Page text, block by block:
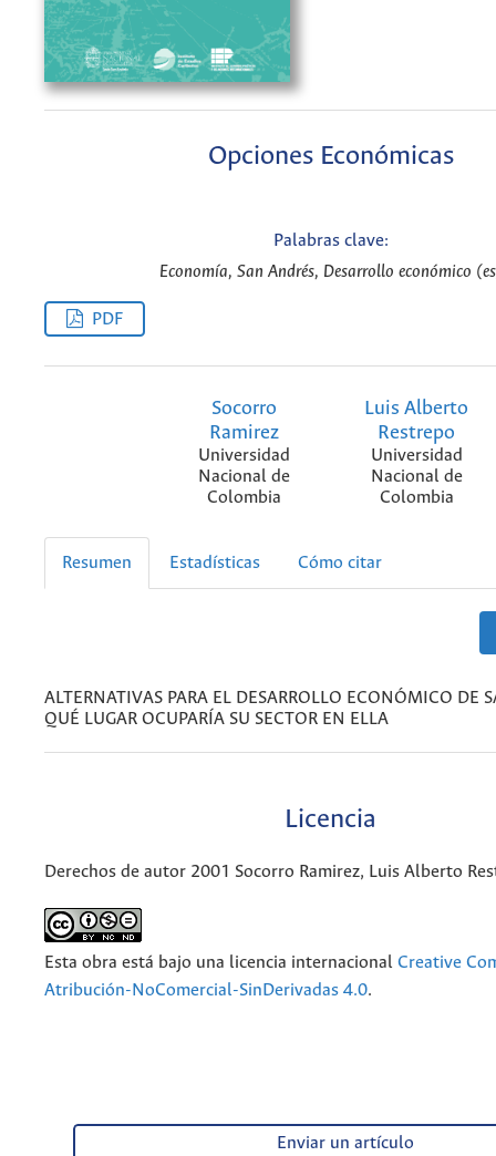
Opciones Económicas
Palabras clave:
Economía, San Andrés, Desarrollo económico
PDF
Socorro
Ramirez
Universidad
Nacional de
Colombia
Luis Alberto
Restrepo
Universidad
Nacional de
Colombia
Resumen Estadísticas Cómo citar
ALTERNATIVAS PARA EL DESARROLLO ECONÓMICO DE
QUÉ LUGAR OCUPARÍA SU SECTOR EN ELLA
Licencia
Derechos de autor 2001 Socorro Ramirez, Luis Alberto
Esta obra está bajo una licencia internacional Creative
Atribución-NoComercial-SinDerivadas 4.0.
Enviar un artículo